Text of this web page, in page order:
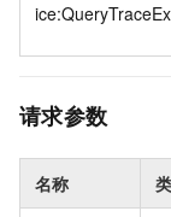
请求参数
名称